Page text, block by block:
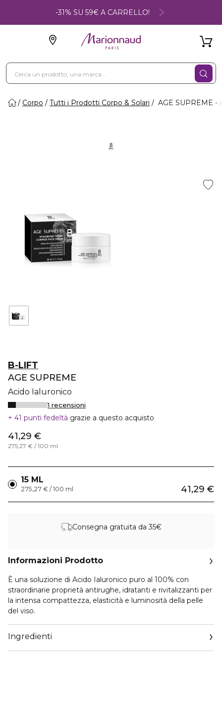
-31% SU 59€ A CARRELLO!
Corpo Tutti i Prodotti Corpo & Solari AGE SUPREME -
B-LIFT
AGE SUPREME
Acido Ialuronico
1 recensioni
41 punti fedeltà grazie a questo acquisto
41,29 €
275,27 € / 100 ml
15 ML
41,29 €
275,27 € / 100 ml
Consegna gratuita da 35€
Informazioni Prodotto
È una soluzione di Acido Ialuronico puro al 100% con
straordinarie proprietà antirughe, idratanti e rivitalizzanti per
la intensa compattezza, elasticità e luminosità della pelle
del viso.
Ingredienti